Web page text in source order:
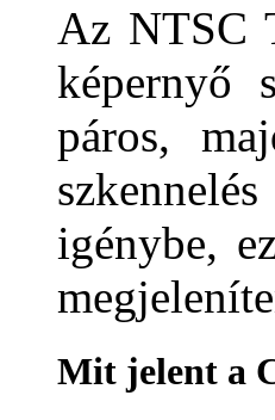
Az NTSC
képernyő
páros,
igénybe,
Mit jelent a